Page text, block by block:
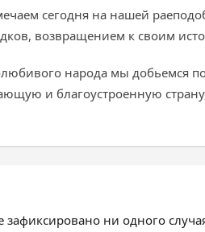
сегодня на нашей
возвращением к своим
народа мы добьемся
и благоустроенную
ни одного